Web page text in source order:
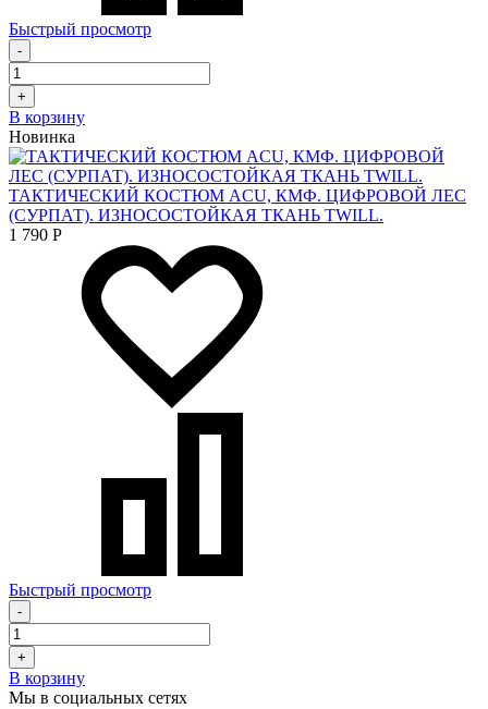
Быстрый просмотр
-
+
В корзину
Новинка
ТАКТИЧЕСКИЙ КОСТЮМ ACU, КМФ. ЦИФРОВОЙ ЛЕС
(СУРПАТ). ИЗНОСОСТОЙКАЯ ТКАНЬ TWILL.
1 790 Р
Быстрый просмотр
-
+
В корзину
Мы в социальных сетях